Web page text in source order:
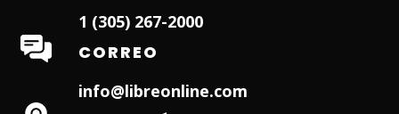
1 (305) 267-2000
CORREO
info@libreonline.com